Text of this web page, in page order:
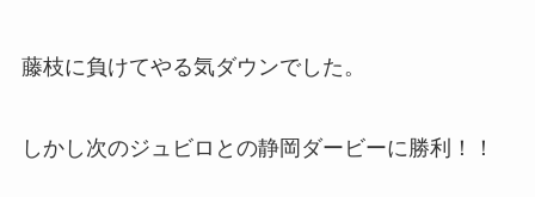
藤枝に負けてやる気ダウンでした。
しかし次のジュビロとの静岡ダービーに勝利！！